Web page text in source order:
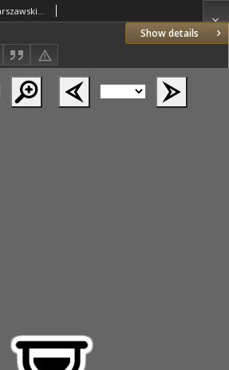
Show details
Gazeta Korrespondenta Warszawskiego i Zagranicznego. 1821 nr107